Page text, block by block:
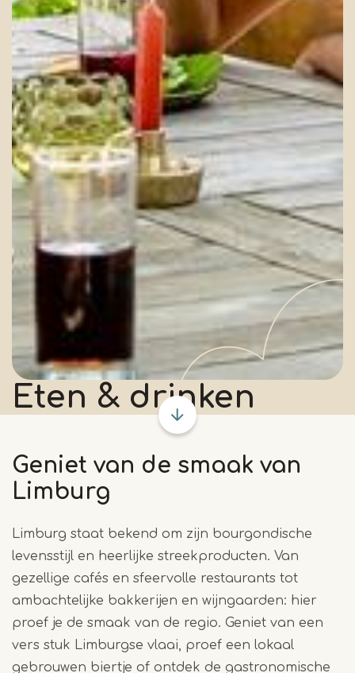
Eten & drinken
Geniet van de smaak van
Limburg
Limburg staat bekend om zijn bourgondische
levensstijl en heerlijke streekproducten. Van
gezellige cafés en sfeervolle restaurants tot
ambachtelijke bakkerijen en wijngaarden: hier
proef je de smaak van de regio. Geniet van een
vers stuk Limburgse vlaai, proef een lokaal
gebrouwen biertje of ontdek de gastronomische